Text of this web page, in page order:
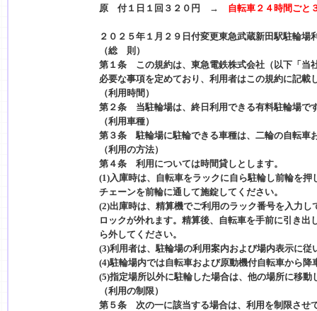
原 付１日１回３２０円 → 自転車２４時間ごと
２０２５年１月２９日付変更東急武蔵新田駅駐輪場
（総 則）
第１条 この規約は、東急電鉄株式会社（以下「当
必要な事項を定めており、利用者はこの規約に記
（利用時間）
第２条 当駐輪場は、終日利用できる有料駐輪場で
（利用車種）
第３条 駐輪場に駐輪できる車種は、二輪の自転車
（利用の方法）
第４条 利用については時間貸しとします。
(1)入庫時は、自転車をラックに自ら駐輪し前輪を
チェーンを前輪に通して施錠してください。
(2)出庫時は、精算機でご利用のラック番号を入力
ロックが外れます。精算後、自転車を手前に引き
ら外してください。
(3)利用者は、駐輪場の利用案内および場内表示に従
(4)駐輪場内では自転車および原動機付自転車から降
(5)指定場所以外に駐輪した場合は、他の場所に移動
（利用の制限）
第５条 次の一に該当する場合は、利用を制限させ